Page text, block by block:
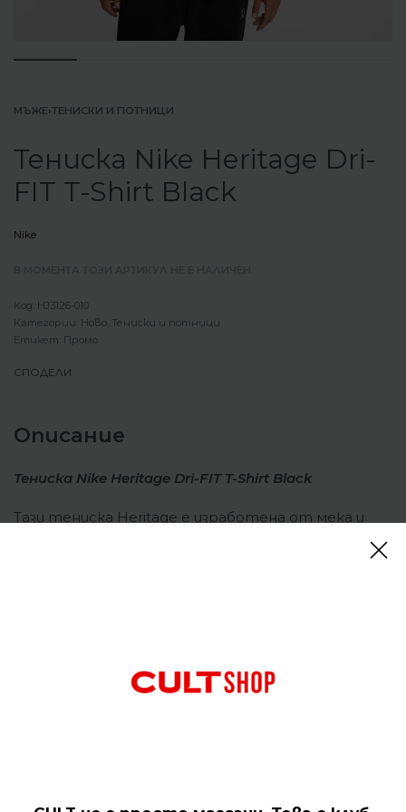
МЪЖЕ›ТЕНИСКИ И ПОТНИЦИ
Тениска Nike Heritage Dri-
FIT T-Shirt Black
Nike
HJ3126-010
Категории: Ново Тениски и потници
Етикет: Промо
СПОДЕЛИ
Описание
Тениска Nike Heritage Dri-FIT T-Shirt Black
Тази тениска Heritage е изработена от мека и
отвеждаща потта материя, за да ви помогне да
Подобни продукти